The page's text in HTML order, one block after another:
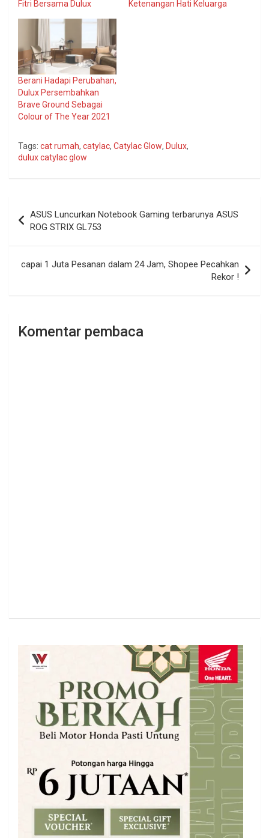
Fitri Bersama Dulux Ketenangan Hati Keluarga
Berani Hadapi Perubahan,
Dulux Persembahkan
Brave Ground Sebagai
Colour of The Year 2021
Tags: cat rumah, catylac, Catylac Glow, Dulux,
dulux catylac glow
pos
ASUS Luncurkan Notebook Gaming terbarunya ASUS
ROG STRIX GL753
capai 1 Juta Pesanan dalam 24 Jam, Shopee Pecahkan
Rekor !
Komentar pembaca